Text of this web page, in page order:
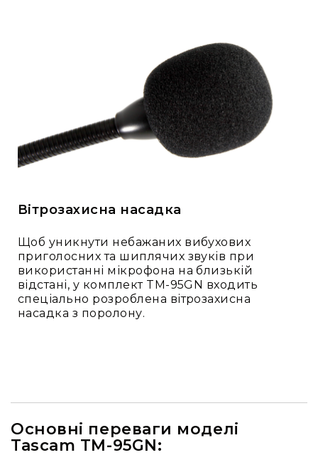
газоразрядною
лампою
Прилади
лазерні
Прилади
цифрові
Прилади
LED
Прилади
LED
мультиспектральні
Прилади
LED
мултичіпові
Прилади
вольфрамовою
лампою
Вітрозахисна насадка
Щоб уникнути небажаних вибухових
приголосних та шиплячих звуків при
використанні мікрофона на близькій
відстані, у комплект TM-95GN входить
спеціально розроблена вітрозахисна
насадка з поролону.
Основні переваги моделі
Tascam TM-95GN: